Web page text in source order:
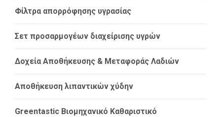
Φίλτρα απορρόφησης υγρασίας
Σετ προσαρμογέων διαχείρισης υγρών
Δοχεία Αποθήκευσης & Μεταφοράς Λαδιών
Αποθήκευση λιπαντικών χύδην
Greentastic Βιομηχανικό Καθαριστικό